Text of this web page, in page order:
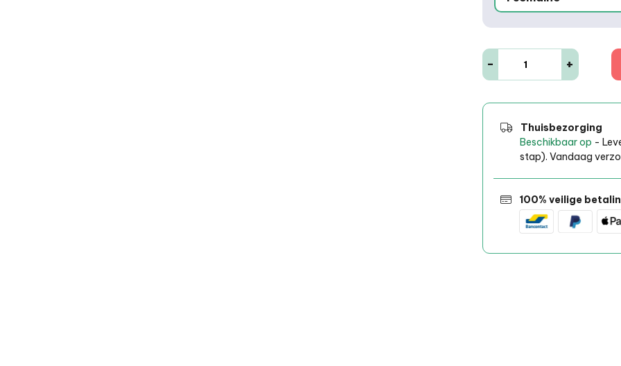
- +
Thuisbezorging
Beschikbaar op -
stap). Vandaag
100% veilige